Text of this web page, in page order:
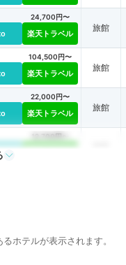
24,700円〜
楽天トラベル
旅館
104,500円〜
楽天トラベル
旅館
22,000円〜
楽天トラベル
旅館
12,700円〜
ホテルが表示されます。